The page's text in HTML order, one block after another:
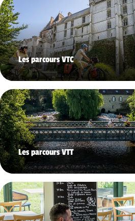
Les parcours VTC
Les parcours VTT